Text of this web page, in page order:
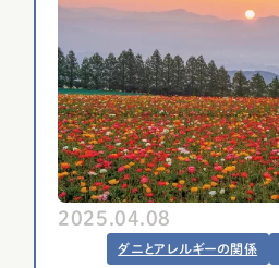
2025.04.08
ダニとアレルギーの関係